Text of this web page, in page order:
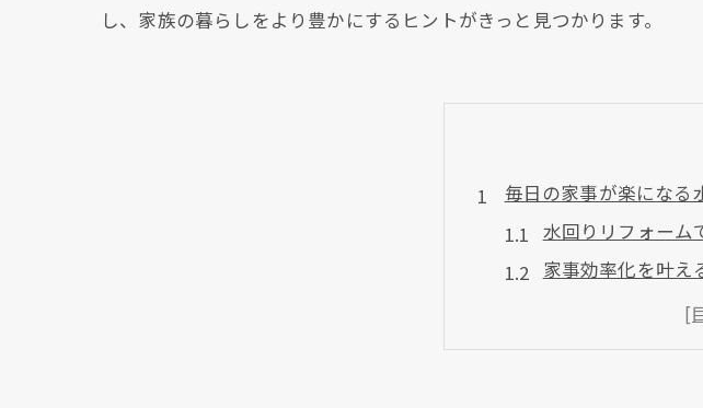
し、家族の暮らしをより豊かにするヒントがきっと見つかります。
毎日の家事が楽になる
水回りリフォーム
家事効率化を叶え
経年劣化を解消
水回りリフォーム